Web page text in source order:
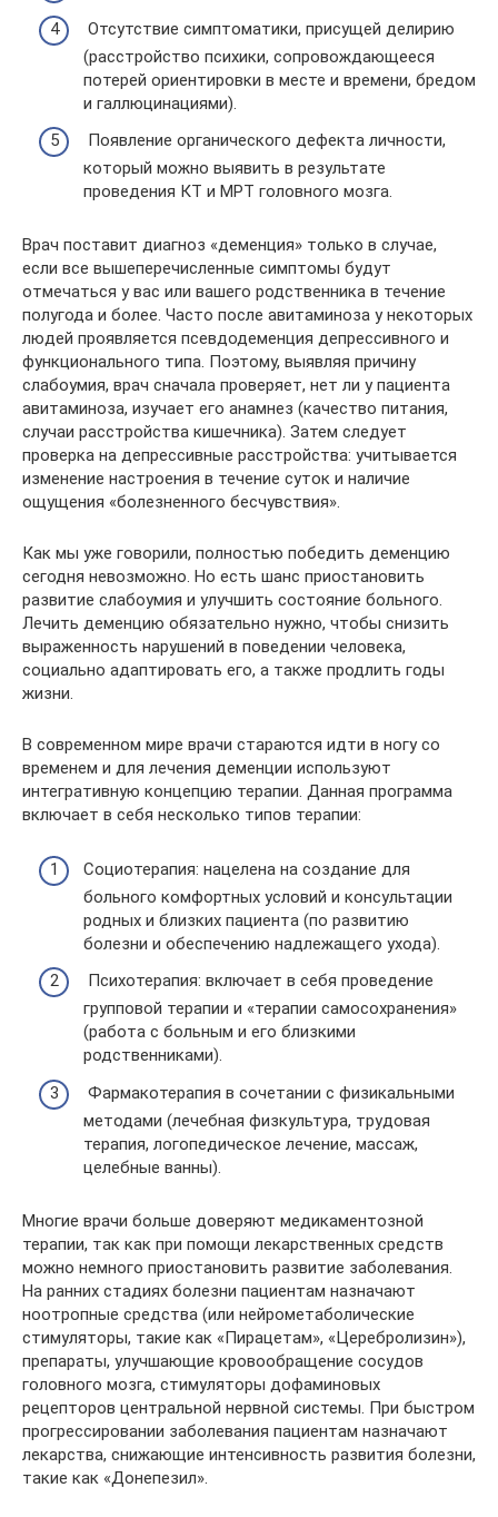
Отсутствие симптоматики, присущей делирию
(расстройство психики, сопровождающееся
потерей ориентировки в месте и времени, бредом
и галлюцинациями).
Появление органического дефекта личности,
который можно выявить в результате
проведения КТ и МРТ головного мозга.
Врач поставит диагноз «деменция» только в случае,
если все вышеперечисленные симптомы будут
отмечаться у вас или вашего родственника в течение
полугода и более. Часто после авитаминоза у некоторых
людей проявляется псевдодеменция депрессивного и
функционального типа. Поэтому, выявляя причину
слабоумия, врач сначала проверяет, нет ли у пациента
авитаминоза, изучает его анамнез (качество питания,
случаи расстройства кишечника). Затем следует
проверка на депрессивные расстройства: учитывается
изменение настроения в течение суток и наличие
ощущения «болезненного бесчувствия».
Как мы уже говорили, полностью победить деменцию
сегодня невозможно. Но есть шанс приостановить
развитие слабоумия и улучшить состояние больного.
Лечить деменцию обязательно нужно, чтобы снизить
выраженность нарушений в поведении человека,
социально адаптировать его, а также продлить годы
жизни.
В современном мире врачи стараются идти в ногу со
временем и для лечения деменции используют
интегративную концепцию терапии. Данная программа
включает в себя несколько типов терапии:
Социотерапия: нацелена на создание для
больного комфортных условий и консультации
родных и близких пациента (по развитию
болезни и обеспечению надлежащего ухода).
Психотерапия: включает в себя проведение
групповой терапии и «терапии самосохранения»
(работа с больным и его близкими
родственниками).
Фармакотерапия в сочетании с физикальными
методами (лечебная физкультура, трудовая
терапия, логопедическое лечение, массаж,
целебные ванны).
Многие врачи больше доверяют медикаментозной
терапии, так как при помощи лекарственных средств
можно немного приостановить развитие заболевания.
На ранних стадиях болезни пациентам назначают
ноотропные средства (или нейрометаболические
стимуляторы, такие как «Пирацетам», «Церебролизин»),
препараты, улучшающие кровообращение сосудов
головного мозга, стимуляторы дофаминовых
рецепторов центральной нервной системы. При быстром
прогрессировании заболевания пациентам назначают
лекарства, снижающие интенсивность развития болезни,
такие как «Донепезил».